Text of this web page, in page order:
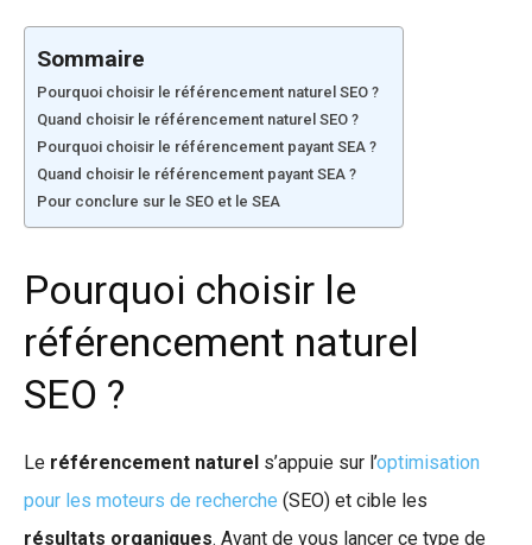
Sommaire
Pourquoi choisir le référencement naturel SEO ?
Quand choisir le référencement naturel SEO ?
Pourquoi choisir le référencement payant SEA ?
Quand choisir le référencement payant SEA ?
Pour conclure sur le SEO et le SEA
Pourquoi choisir le
référencement naturel
SEO ?
Le référencement naturel s’appuie sur l’optimisation
pour les moteurs de recherche (SEO) et cible les
résultats organiques. Avant de vous lancer ce type de